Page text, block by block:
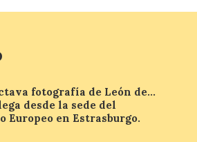
su
La Vuelta
oficial
fotografía de León de…
desde la sede del
Europeo en Estrasburgo.